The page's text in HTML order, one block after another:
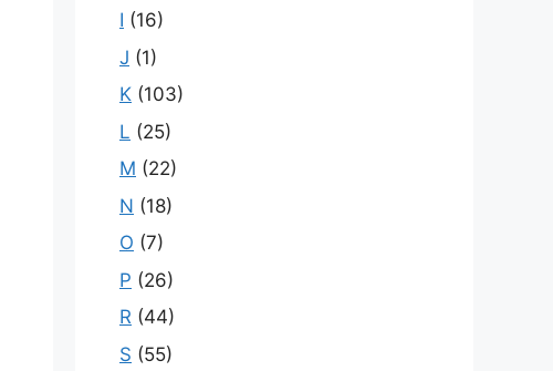
I (16)
J (1)
K (103)
L (25)
M (22)
N (18)
O (7)
P (26)
R (44)
S (55)